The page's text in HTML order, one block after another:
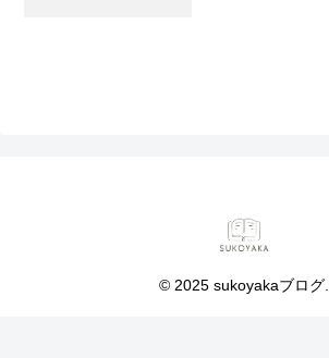
© 2025 sukoyakaブログ.